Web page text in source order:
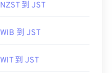
NZST 到 JST
WIB 到 JST
WIT 到 JST